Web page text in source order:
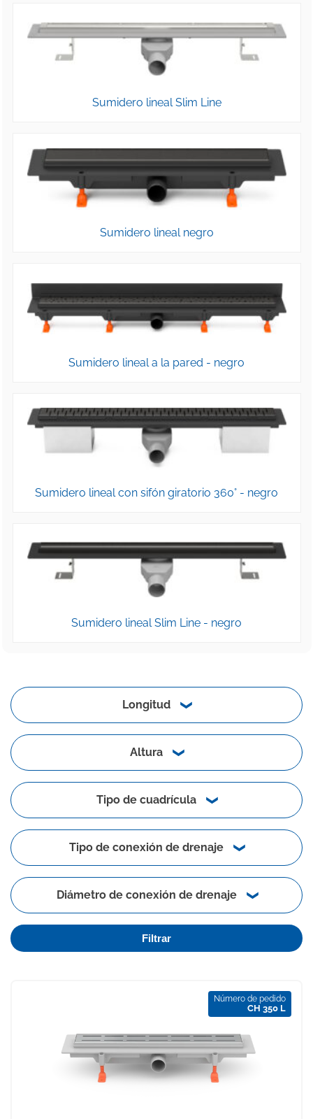
Sumidero lineal Slim Line
Sumidero lineal negro
Sumidero lineal a la pared - negro
Sumidero lineal con sifón giratorio 360° - negro
Sumidero lineal Slim Line - negro
Longitud
Altura
Tipo de cuadrícula
Tipo de conexión de drenaje
Diámetro de conexión de drenaje
Filtrar
Número de pedido
CH 350 L